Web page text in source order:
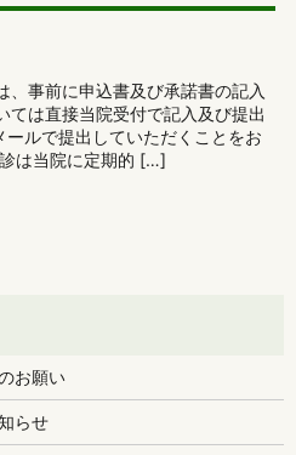
、事前に申込書及び承諾書の記入
ては直接当院受付で記入及び提出
ールで提出していただくことをお
は当院に定期的 […]
お願い
らせ